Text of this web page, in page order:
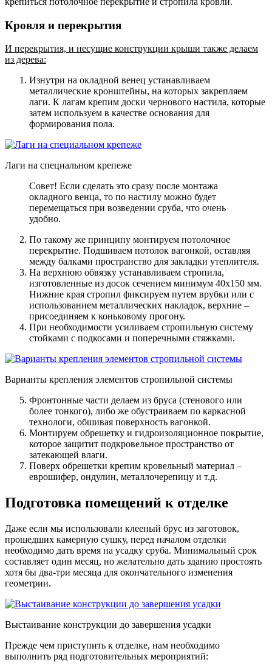
Кровля и перекрытия
И перекрытия, и несущие конструкции крыши также делаем
из дерева:
Изнутри на окладной венец устанавливаем
металлические кронштейны, на которых закрепляем
лаги. К лагам крепим доски чернового настила, которые
затем используем в качестве основания для
формирования пола.
Лаги на специальном крепеже
Совет! Если сделать это сразу после монтажа
окладного венца, то по настилу можно будет
перемещаться при возведении сруба, что очень
удобно.
По такому же принципу монтируем потолочное
перекрытие. Подшиваем потолок вагонкой, оставляя
между балками пространство для закладки утеплителя.
На верхнюю обвязку устанавливаем стропила,
изготовленные из досок сечением минимум 40х150 мм.
Нижние края стропил фиксируем путем врубки или с
использованием металлических накладок, верхние –
присоединяем к коньковому прогону.
При необходимости усиливаем стропильную систему
стойками с подкосами и поперечными стяжками.
Варианты крепления элементов стропильной системы
Фронтонные части делаем из бруса (стенового или
более тонкого), либо же обустраиваем по каркасной
технологи, обшивая поверхность вагонкой.
Монтируем обрешетку и гидроизоляционное покрытие,
которое защитит подкровельное пространство от
затекающей влаги.
Поверх обрешетки крепим кровельный материал –
еврошифер, ондулин, металлочерепицу и т.д.
Подготовка помещений к отделке
Даже если мы использовали клееный брус из заготовок,
прошедших камерную сушку, перед началом отделки
необходимо дать время на усадку сруба. Минимальный срок
составляет один месяц, но желательно дать зданию простоять
хотя бы два-три месяца для окончательного изменения
геометрии.
Выстаивание конструкции до завершения усадки
Прежде чем приступить к отделке, нам необходимо
выполнить ряд подготовительных мероприятий: